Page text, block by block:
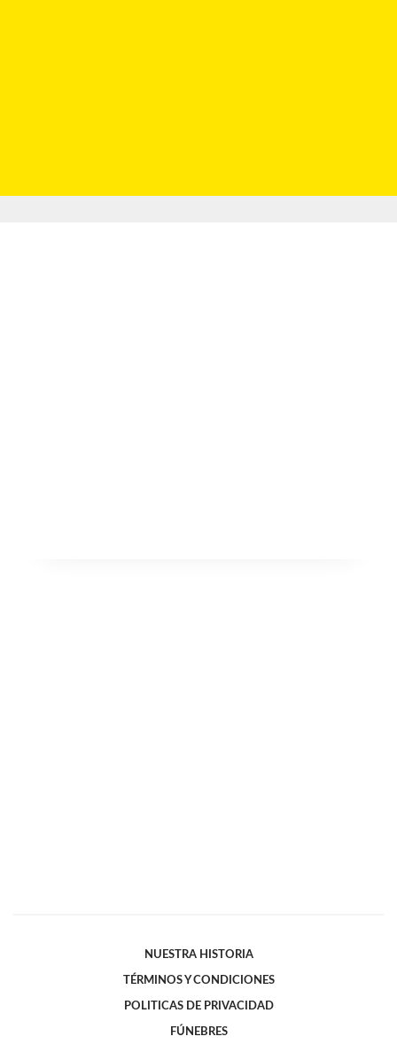
NUESTRA HISTORIA
TÉRMINOS Y CONDICIONES
POLITICAS DE PRIVACIDAD
FÚNEBRES